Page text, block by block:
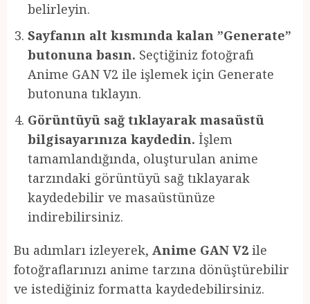
belirleyin.
Sayfanın alt kısmında kalan ”Generate”
butonuna basın. Seçtiğiniz fotoğrafı
Anime GAN V2 ile işlemek için Generate
butonuna tıklayın.
Görüntüyü sağ tıklayarak masaüstü
bilgisayarınıza kaydedin. İşlem
tamamlandığında, oluşturulan anime
tarzındaki görüntüyü sağ tıklayarak
kaydedebilir ve masaüstünüze
indirebilirsiniz.
Bu adımları izleyerek, Anime GAN V2 ile
fotoğraflarınızı anime tarzına dönüştürebilir
ve istediğiniz formatta kaydedebilirsiniz.